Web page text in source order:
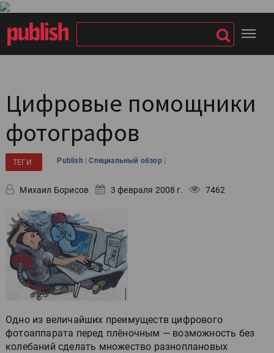
Цифровые помощники
фотографов
ТЕГИ Publish |Специальный обзор |
Михаил Борисов 3 февраля 2008 г. 7462
Одно из величайших преимуществ цифрового
фотоаппарата перед плёночным — возможность без
колебаний сделать множество разноплановых